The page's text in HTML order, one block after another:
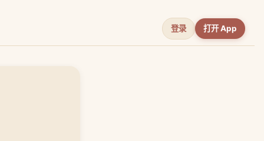
登录 打开 App